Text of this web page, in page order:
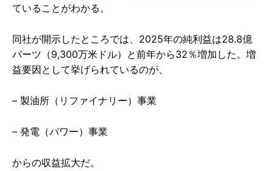
ていることがわかる。
同社が開示したところでは、2025年の純利益は28.8億
バーツ（9,300万米ドル）と前年から32％増加した。増
益要因として挙げられているのが、
– 製油所（リファイナリー）事業
– 発電（パワー）事業
からの収益拡大だ。